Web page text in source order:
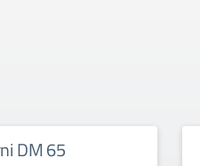
DM 65